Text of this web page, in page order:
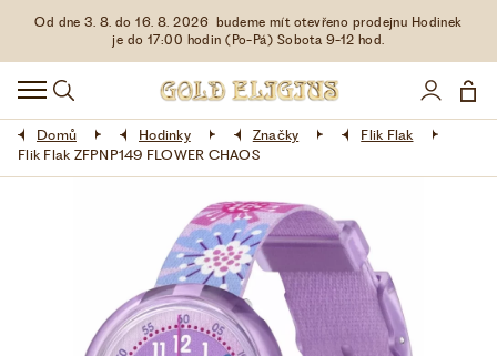
Od dne 3. 8. do 16. 8. 2026 budeme mít otevřeno prodejnu Hodinek
je do 17:00 hodin (Po-Pá) Sobota 9-12 hod.
HODINKY
DOPLŇKY
ŠPERKY
LIMITOVANÉ EDICE
LÁSKA ❤
Domů Hodinky Značky
Flik Flak
Flik Flak ZFPNP149 FLOWER CHAOS